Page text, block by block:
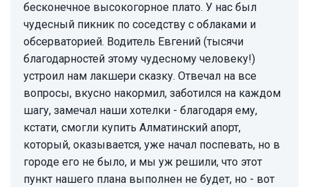
бесконечное высокогорное плато. У нас был
чудесный пикник по соседству с облаками и
обсерваторией. Водитель Евгений (тысячи
благодарностей этому чудесному человеку!)
устроил нам лакшери сказку. Отвечал на все
вопросы, вкусно накормил, заботился на каждом
шагу, замечал наши хотелки - благодаря ему,
кстати, смогли купить Алматинский апорт,
который, оказывается, уже начал поспевать, но в
городе его не было, и мы уж решили, что этот
пункт нашего плана выполнен не будет, но - вот